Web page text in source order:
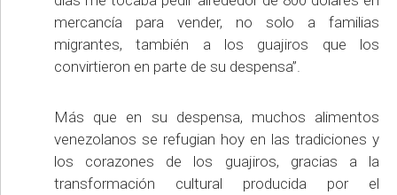
mercancía para vender, no solo a familias
migrantes, también a los guajiros que los
convirtieron en parte de su despensa”.
Más que en su despensa, muchos alimentos
venezolanos se refugian hoy en las tradiciones y
los corazones de los guajiros, gracias a la
transformación cultural producida por el